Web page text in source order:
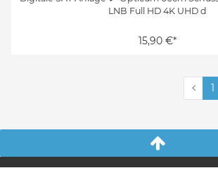
LNB Full HD 4K UHD d
15,90 €*
1